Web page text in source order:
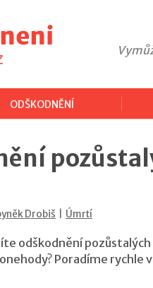
ODŠKODNĚNÍ
Drobiš Úmrtí
odškodnění
Poradíme rychle